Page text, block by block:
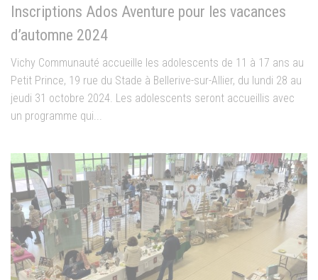
Inscriptions Ados Aventure pour les vacances
d’automne 2024
Vichy Communauté accueille les adolescents de 11 à 17 ans au
Petit Prince, 19 rue du Stade à Bellerive-sur-Allier, du lundi 28 au
jeudi 31 octobre 2024. Les adolescents seront accueillis avec
un programme qui...